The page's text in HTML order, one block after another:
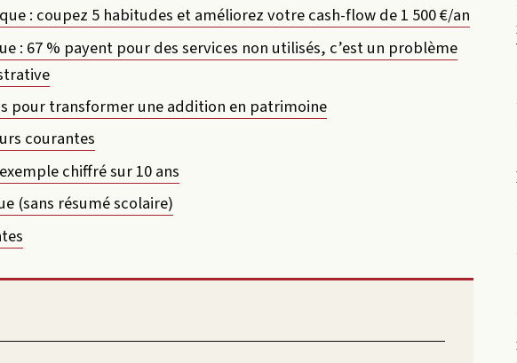
: coupez 5 habitudes et améliorez votre cash-flow de 1 500 €/an
: 67 % payent pour des services non utilisés, c’est un problème
pour transformer une addition en patrimoine
courantes
chiffré sur 10 ans
(sans résumé scolaire)